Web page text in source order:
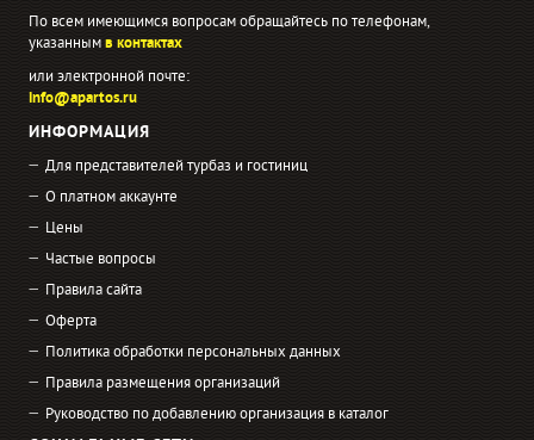
По всем имеющимся вопросам обращайтесь по телефонам,
указаннымв контактах
или электронной почте:
info@apartos.ru
ИНФОРМАЦИЯ
Для представителей турбаз и гостиниц
О платном аккаунте
Цены
Частые вопросы
Правила сайта
Оферта
Политика обработки персональных данных
Правила размещения организаций
Руководство по добавлению организация в каталог